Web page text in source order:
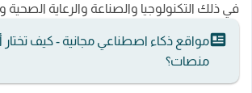
في ذلك التكنولوجيا والصناعة والرعاية الصحية
منصات؟